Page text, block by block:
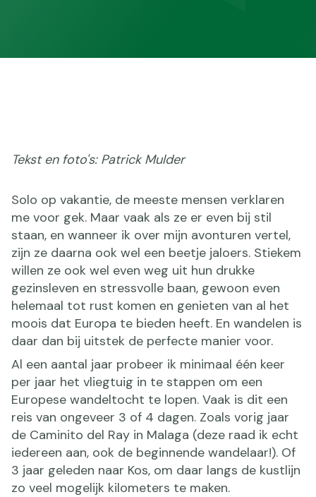
Tekst en foto's: Patrick Mulder
Solo op vakantie, de meeste mensen verklaren
me voor gek. Maar vaak als ze er even bij stil
staan, en wanneer ik over mijn avonturen vertel,
zijn ze daarna ook wel een beetje jaloers. Stiekem
willen ze ook wel even weg uit hun drukke
gezinsleven en stressvolle baan, gewoon even
helemaal tot rust komen en genieten van al het
moois dat Europa te bieden heeft. En wandelen is
daar dan bij uitstek de perfecte manier voor.
Al een aantal jaar probeer ik minimaal één keer
per jaar het vliegtuig in te stappen om een
Europese wandeltocht te lopen. Vaak is dit een
reis van ongeveer 3 of 4 dagen. Zoals vorig jaar
de Caminito del Ray in Malaga (deze raad ik echt
iedereen aan, ook de beginnende wandelaar!). Of
3 jaar geleden naar Kos, om daar langs de kustlijn
zo veel mogelijk kilometers te maken.